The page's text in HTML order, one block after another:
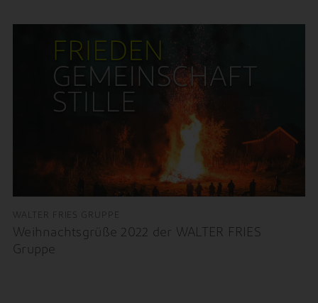
WALTER FRIES GRUPPE
Weihnachtsgrüße 2022 der WALTER FRIES
Gruppe